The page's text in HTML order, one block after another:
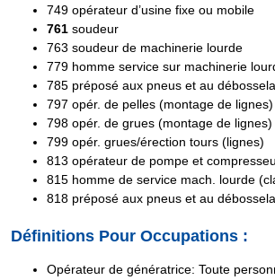
749 opérateur d’usine fixe ou mobile
761 soudeur
763 soudeur de machinerie lourde
779 homme service sur machinerie
785 préposé aux pneus et au
797 opér. de pelles (montage de lignes)
798 opér. de grues (montage de lignes)
799 opér. grues/érection tours (lignes)
813 opérateur de pompe et
815 homme de service mach. lourde
818 préposé aux pneus et au
Définitions Pour Occupations :
Opérateur de génératrice: Toute